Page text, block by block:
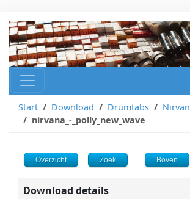
Start Download Drumtabs
nirvana_-_polly_new_wave
Overzicht Zoek Boven
Download details